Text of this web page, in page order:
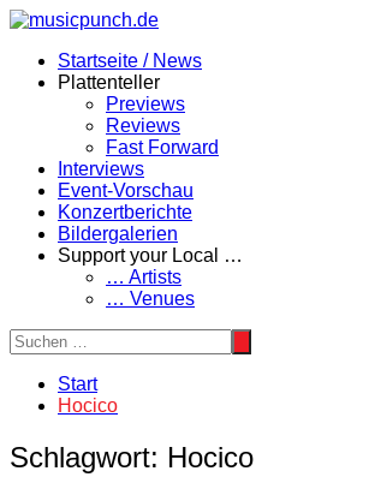
Zum
springenStartseite / News
Plattenteller
Previews
Reviews
Fast Forward
Interviews
Event-Vorschau
Konzertberichte
Bildergalerien
Support your Local …
… Artists
… Venues
Start
Hocico
Schlagwort: Hocico